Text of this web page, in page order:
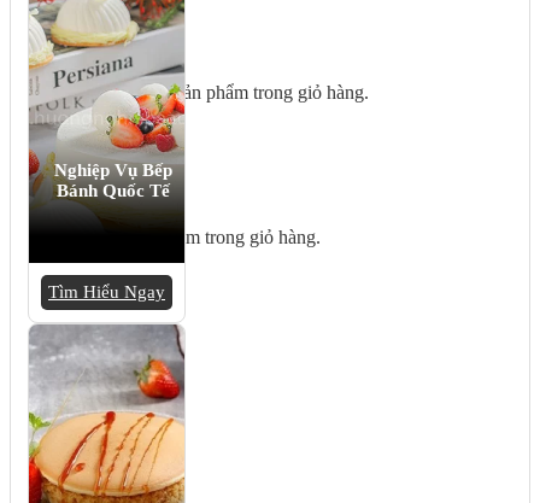
Chưa có sản phẩm trong giỏ hàng.
Giỏ hàng
Chưa có sản phẩm trong giỏ hàng.
Nghiệp Vụ Bếp
Bánh Quốc Tế
Tìm Hiểu Ngay